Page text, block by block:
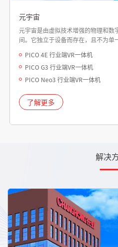
元宇宙
元宇宙是由虚拟技术增强的物理和数
间。它独立于设备而存在，且不为单
AR，VR，MR，IOT，5G，人工智能
元宇宙落地。
PICO 4E 行业端VR一体机
PICO G3 行业端VR一体机
PICO Neo3 行业端VR一体机
了解更多
解决